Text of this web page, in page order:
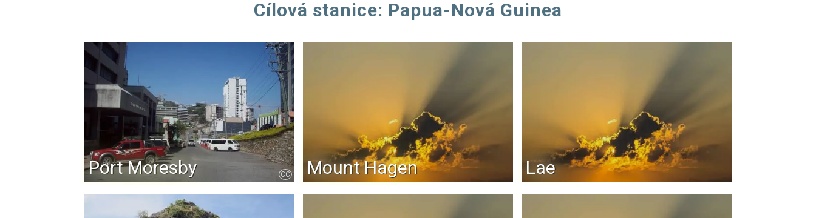
Cílová stanice: Papua-Nová Guinea
Port Moresby CC Mount Hagen Lae